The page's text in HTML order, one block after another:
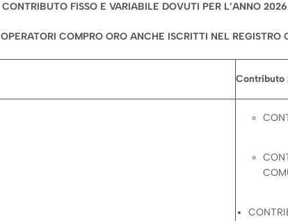
CONTRIBUTO FISSO E VARIABILE DOVUTI PER L’ANNO
OPERATORI COMPRO ORO ANCHE ISCRITTI NEL REGISTRO
Contributo